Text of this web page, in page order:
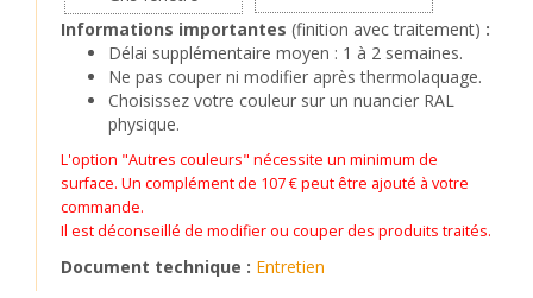
Informations importantes (finition avec traitement) :
Délai supplémentaire moyen : 1 à 2 semaines.
Ne pas couper ni modifier après thermolaquage.
Choisissez votre couleur sur un nuancier RAL
physique.
L'option "Autres couleurs" nécessite un minimum de
surface. Un complément de 107 € peut être ajouté à votre
commande.
Il est déconseillé de modifier ou couper des produits traités.
Document technique : Entretien